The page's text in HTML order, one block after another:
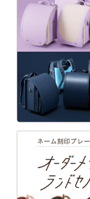
05
上質な
素材
色あ